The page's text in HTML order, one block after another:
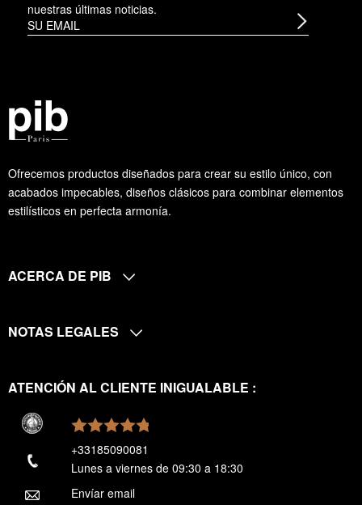
Ofrecemos productos diseñados para crear su estilo único, con
acabados impecables, diseños clásicos para combinar elementos
estilísticos en perfecta armonía.
nuestras últimas noticias.
ACERCA DE PIB
NOTAS LEGALES
ATENCIÓN AL CLIENTE INIGUALABLE :
+33185090081
Lunes a viernes de 09:30 a 18:30
Envíar email